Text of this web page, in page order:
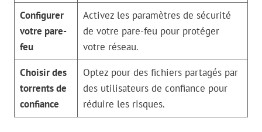
Configurer
votre pare-
feu
Activez les paramètres de sécurité
de votre pare-feu pour protéger
votre réseau.
Choisir des
torrents de
confiance
Optez pour des fichiers partagés par
des utilisateurs de confiance pour
réduire les risques.